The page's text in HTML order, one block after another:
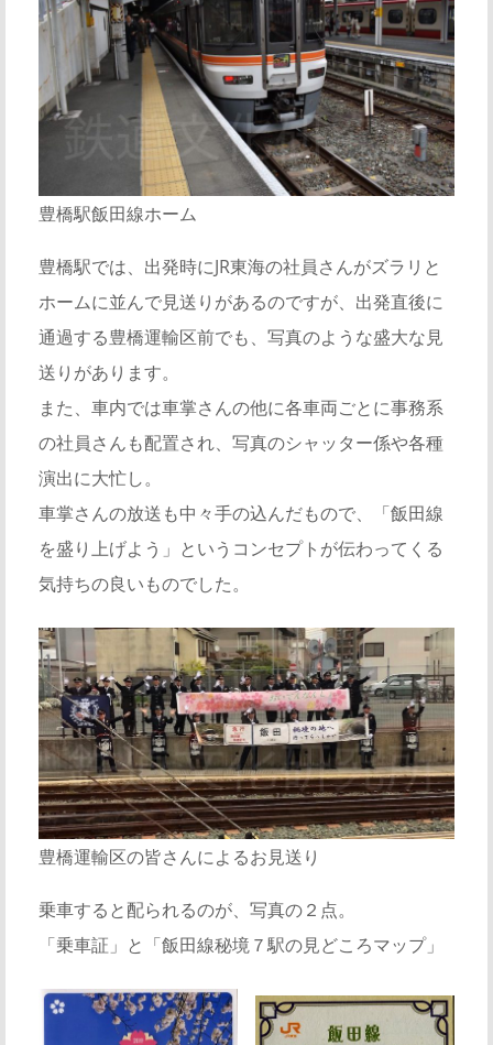
豊橋駅飯田線ホーム
豊橋駅では、出発時にJR東海の社員さんがズラリと
ホームに並んで見送りがあるのですが、出発直後に
通過する豊橋運輸区前でも、写真のような盛大な見
送りがあります。
また、車内では車掌さんの他に各車両ごとに事務系
の社員さんも配置され、写真のシャッター係や各種
演出に大忙し。
車掌さんの放送も中々手の込んだもので、「飯田線
を盛り上げよう」というコンセプトが伝わってくる
気持ちの良いものでした。
豊橋運輸区の皆さんによるお見送り
乗車すると配られるのが、写真の２点。
「乗車証」と「飯田線秘境７駅の見どころマップ」